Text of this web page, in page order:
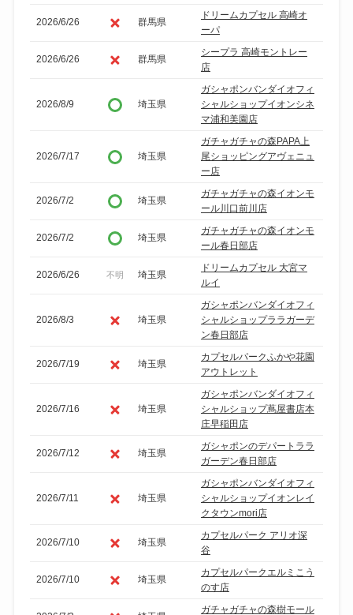
2026/6/26 群馬県
ドリームカプセル 高崎オ
ーパ
2026/6/26 群馬県
シープラ 高崎モントレー
店
2026/8/9 埼玉県
ガシャポンバンダイオフィ
シャルショップイオンシネ
マ浦和美園店
2026/7/17 埼玉県
ガチャガチャの森PAPA上
尾ショッピングアヴェニュ
ー店
2026/7/2 埼玉県
ガチャガチャの森イオンモ
ール川口前川店
2026/7/2 埼玉県
ガチャガチャの森イオンモ
ール春日部店
2026/6/26 不明 埼玉県
ドリームカプセル 大宮マ
ルイ
2026/8/3 埼玉県
ガシャポンバンダイオフィ
シャルショップララガーデ
ン春日部店
2026/7/19 埼玉県
カプセルパークふかや花園
アウトレット
2026/7/16 埼玉県
ガシャポンバンダイオフィ
シャルショップ蔦屋書店本
庄早稲田店
2026/7/12 埼玉県
ガシャポンのデパートララ
ガーデン春日部店
2026/7/11 埼玉県
ガシャポンバンダイオフィ
シャルショップイオンレイ
クタウンmori店
2026/7/10 埼玉県
カプセルパーク アリオ深
谷
2026/7/10 埼玉県
カプセルパークエルミこう
のす店
ガチャガチャの森樹モール